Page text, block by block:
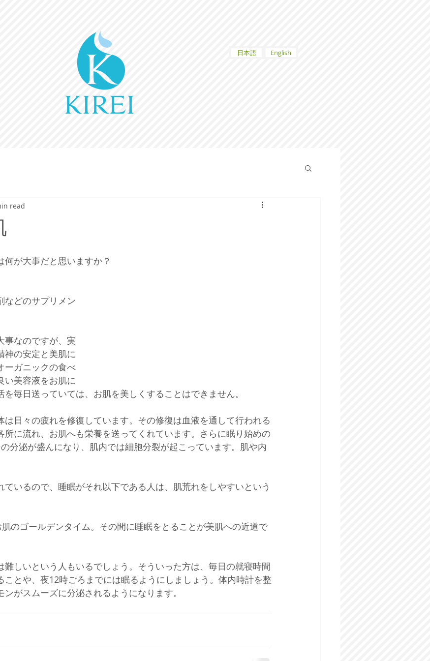
日本語 English
read
が大事だと思いますか？
などのサプリメン
事なのですが、実
神の安定と美肌に
ーガニックの食べ
い美容液をお肌に
毎日送っていては、お肌を美しくすることはできません。
は日々の疲れを修復しています。その修復は血液を通して行われる
所に流れ、お肌へも栄養を送ってくれています。さらに眠り始めの
分泌が盛んになり、肌内では細胞分裂が起こっています。肌や内
ているので、睡眠がそれ以下である人は、肌荒れをしやすいという
のゴールデンタイム。その間に睡眠をとることが美肌への近道で
難しいという人もいるでしょう。そういった方は、毎日の就寝時間
ことや、夜12時ごろまでには眠るようにしましょう。体内時計を整
がスムーズに分泌されるようになります。